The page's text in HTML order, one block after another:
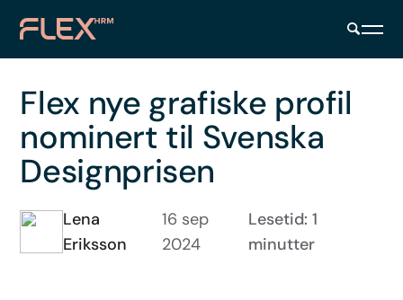
Flex nye grafiske profil
nominert til Svenska
Designprisen
Lena
Eriksson
16 sep
2024
Lesetid: 1
minutter